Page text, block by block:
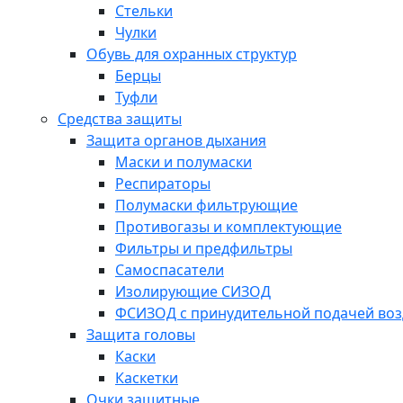
Стельки
Чулки
Обувь для охранных структур
Берцы
Туфли
Средства защиты
Защита органов дыхания
Маски и полумаски
Респираторы
Полумаски фильтрующие
Противогазы и комплектующие
Фильтры и предфильтры
Самоспасатели
Изолирующие СИЗОД
ФСИЗОД с принудительной подачей
Защита головы
Каски
Каскетки